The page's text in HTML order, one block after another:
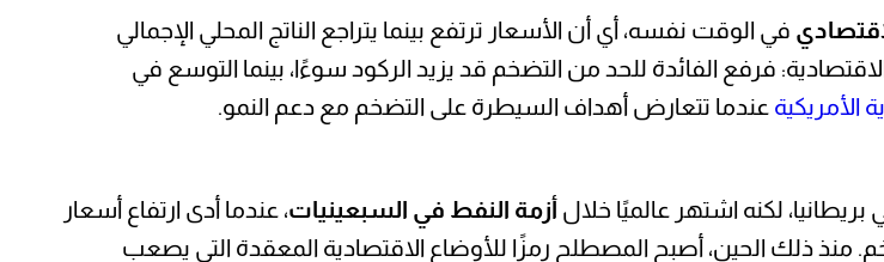
في الوقت نفسه، أي أن الأسعار ترتفع بينما يتراجع الناتج المحلي الإجمالي
فرفع الفائدة للحد من التضخم قد يزيد الركود سوءًا، بينما التوسع في
الأمريكية عندما تتعارض أهداف السيطرة على التضخم مع دعم النمو.
أزمة النفط في السبعينيات، عندما أدى ارتفاع أسعار
منذ ذلك الحين، أصبح المصطلح رمزًا للأوضاع الاقتصادية المعقدة التي يصعب